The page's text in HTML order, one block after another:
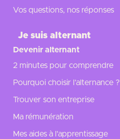
Vos questions, nos réponses
Je suis alternant
Devenir alternant
2 minutes pour comprendre
Pourquoi choisir l’alternance ?
Trouver son entreprise
Ma rémunération
Mes aides à l'apprentissage